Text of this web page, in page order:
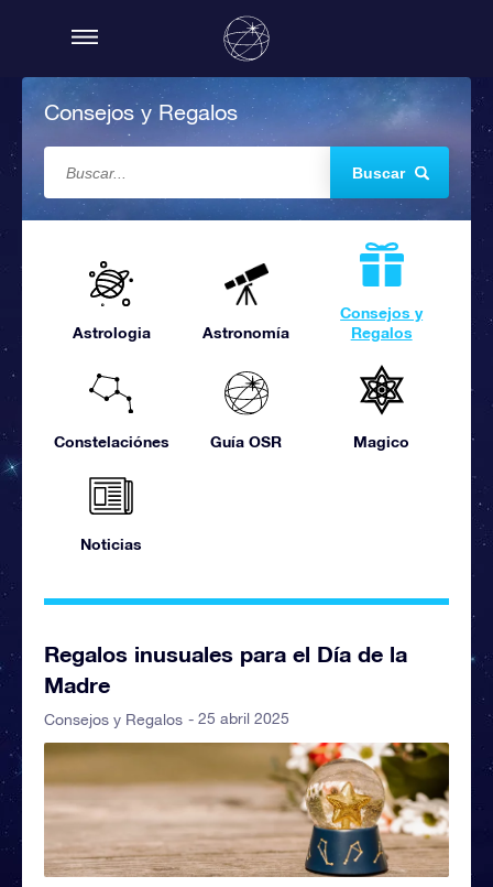
Consejos y Regalos
Buscar
Astrologia Astronomía
Consejos y
Regalos
Constelaciónes Guía OSR Magico
Noticias
Regalos inusuales para el Día de la
Madre
Consejos y Regalos - 25 abril 2025